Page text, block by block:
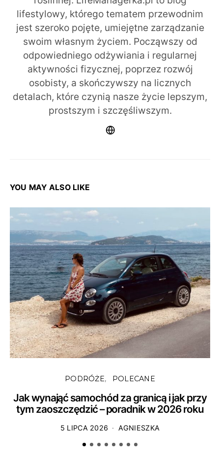
lifestylowy, którego tematem przewodnim
jest szeroko pojęte, umiejętne zarządzanie
swoim własnym życiem. Począwszy od
odpowiedniego odżywiania i regularnej
aktywności fizycznej, poprzez rozwój
osobisty, a skończywszy na licznych
detalach, które czynią nasze życie lepszym,
prostszym i szczęśliwszym.
YOU MAY ALSO LIKE
PODRÓŻE POLECANE
Jak wynająć samochód za granicą i jak przy
tym zaoszczędzić – poradnik w 2026 roku
5 LIPCA 2026 AGNIESZKA